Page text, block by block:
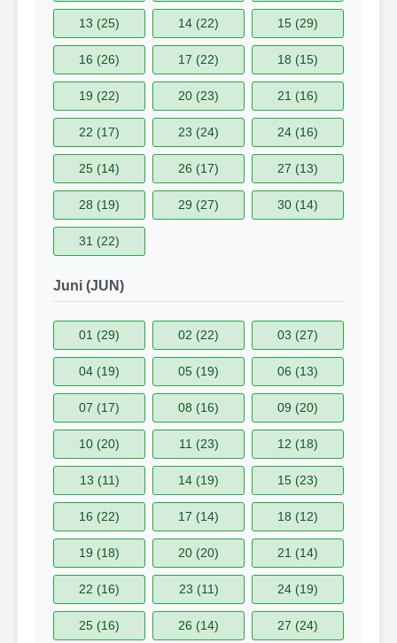
13 (25) 14 (22) 15 (29)
16 (26) 17 (22) 18 (15)
19 (22) 20 (23) 21 (16)
22 (17) 23 (24) 24 (16)
25 (14) 26 (17) 27 (13)
28 (19) 29 (27) 30 (14)
31 (22)
Juni (JUN)
01 (29) 02 (22) 03 (27)
04 (19) 05 (19) 06 (13)
07 (17) 08 (16) 09 (20)
10 (20) 11 (23) 12 (18)
13 (11) 14 (19) 15 (23)
16 (22) 17 (14) 18 (12)
19 (18) 20 (20) 21 (14)
22 (16) 23 (11) 24 (19)
25 (16) 26 (14) 27 (24)